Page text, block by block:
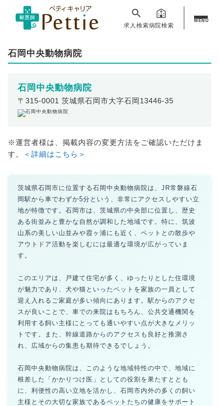
求人検索病院検索
MENU
石岡中央動物病院
石岡中央動物病院
〒315-0001 茨城県石岡市大字石岡13446-35
※運営者様は、掲載内容の変更方法をご確認いただけま
す。
＜詳細はこちら＞
茨城県石岡市に位置する石岡中央動物病院は、JR常磐線石
岡駅から車でわずか5分という、非常にアクセスしやすい立
地が特徴です。石岡市は、茨城県の中央部に位置し、歴史
ある街並みと豊かな自然が調和した地域です。特に、筑波
山系の美しい山並みや霞ヶ浦にも近く、ペットとの散歩や
アウトドア活動を楽しむには最適な環境が広がっていま
す。
このエリアは、戸建て住宅が多く、ゆったりとした住環境
が魅力であり、犬や猫といったペットを家族の一員として
迎え入れるご家庭が多い傾向にあります。駅からのアクセ
スが良いことで、車での来院はもちろん、公共交通機関を
利用する飼い主様にとっても通いやすい点が大きなメリッ
トです。また、幹線道路からのアクセスも良好と推測さ
れ、広域からの集患も期待できるでしょう。
石岡中央動物病院は、このような地域特性の中で、地域に
根差した「かかりつけ医」としての役割を果たすととも
に、利便性の高い立地を活かし、石岡市内外の多くの飼い
主様とその大切な家族であるペットたちの健康をサポート